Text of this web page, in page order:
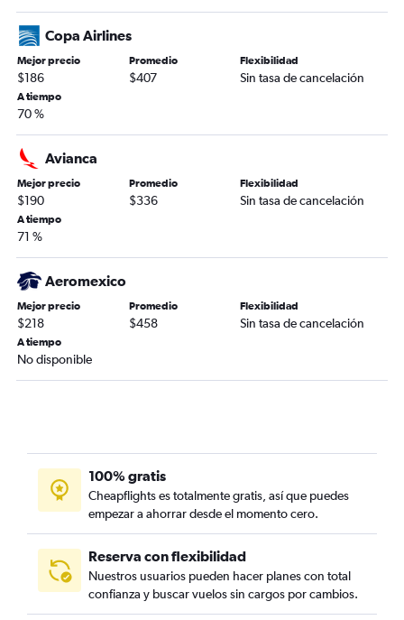
Copa Airlines
Mejor precio
$186
Promedio
$407
Flexibilidad
Sin tasa de cancelación
A tiempo
70 %
Avianca
Mejor precio
$190
Promedio
$336
Flexibilidad
Sin tasa de cancelación
A tiempo
71 %
Aeromexico
Mejor precio
$218
Promedio
$458
Flexibilidad
Sin tasa de cancelación
A tiempo
No disponible
100% gratis
Cheapflights es totalmente gratis, así que puedes
empezar a ahorrar desde el momento cero.
Reserva con flexibilidad
Nuestros usuarios pueden hacer planes con total
confianza y buscar vuelos sin cargos por cambios.